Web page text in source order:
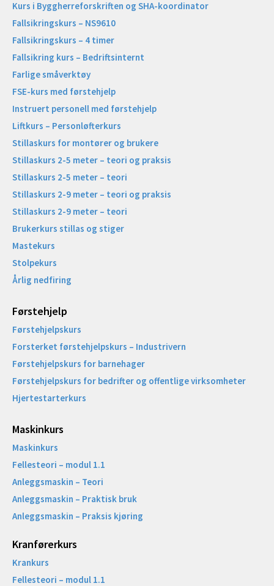
Kurs i Byggherreforskriften og SHA-koordinator
Fallsikringskurs – NS9610
Fallsikringskurs – 4 timer
Fallsikring kurs – Bedriftsinternt
Farlige småverktøy
FSE-kurs med førstehjelp
Instruert personell med førstehjelp
Liftkurs – Personløfterkurs
Stillaskurs for montører og brukere
Stillaskurs 2-5 meter – teori og praksis
Stillaskurs 2-5 meter – teori
Stillaskurs 2-9 meter – teori og praksis
Stillaskurs 2-9 meter – teori
Brukerkurs stillas og stiger
Mastekurs
Stolpekurs
Årlig nedfiring
Førstehjelp
Førstehjelpskurs
Forsterket førstehjelpskurs – Industrivern
Førstehjelpskurs for barnehager
Førstehjelpskurs for bedrifter og offentlige virksomheter
Hjertestarterkurs
Maskinkurs
Maskinkurs
Fellesteori – modul 1.1
Anleggsmaskin – Teori
Anleggsmaskin – Praktisk bruk
Anleggsmaskin – Praksis kjøring
Kranførerkurs
Krankurs
Fellesteori – modul 1.1